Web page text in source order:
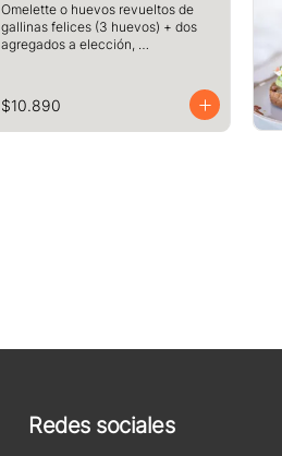
Omelette o huevos revueltos de
gallinas felices (3 huevos) + dos
agregados a elección,
vaso de jugo de naranja (125cc) y
té o café a elección.
$10.890
Redes sociales